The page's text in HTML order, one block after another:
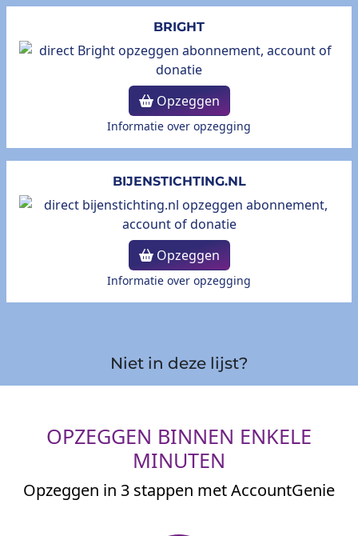
BRIGHT
Opzeggen
Informatie over opzegging
BIJENSTICHTING.NL
Opzeggen
Informatie over opzegging
Niet in deze lijst?
OPZEGGEN BINNEN ENKELE
MINUTEN
Opzeggen in 3 stappen met AccountGenie